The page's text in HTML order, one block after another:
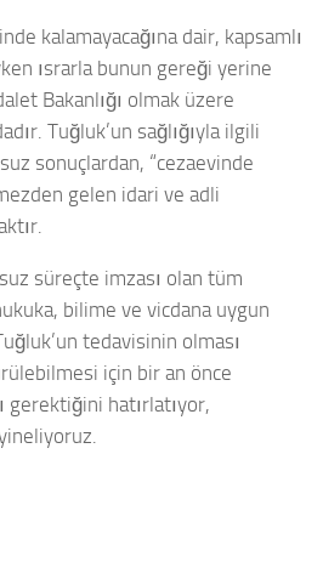
kalamayacağına dair, kapsamlı
ısrarla bunun gereği yerine
Bakanlığı olmak üzere
Tuğluk’un sağlığıyla ilgili
sonuçlardan, “cezaevinde
gelen idari ve adli
süreçte imzası olan tüm
bilime ve vicdana uygun
tedavisinin olması
için bir an önce
gerektiğini hatırlatıyor,